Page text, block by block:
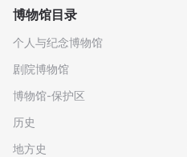
博物馆目录
个人与纪念博物馆
剧院博物馆
博物馆-保护区
历史
地方史